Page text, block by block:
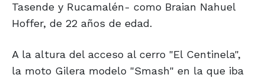
Tasende y Rucamalén- como Braian Nahuel
Hoffer, de 22 años de edad.
A la altura del acceso al cerro "El Centinela",
la moto Gilera modelo "Smash" en la que iba